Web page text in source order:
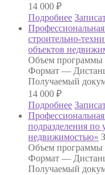
14 000 ₽
Подробнее
строительно-
объектов
Объем
Формат —
Получаемый
14 000 ₽
Подробнее
подразделения по
недвижимостью»
Объем
Формат —
Получаемый